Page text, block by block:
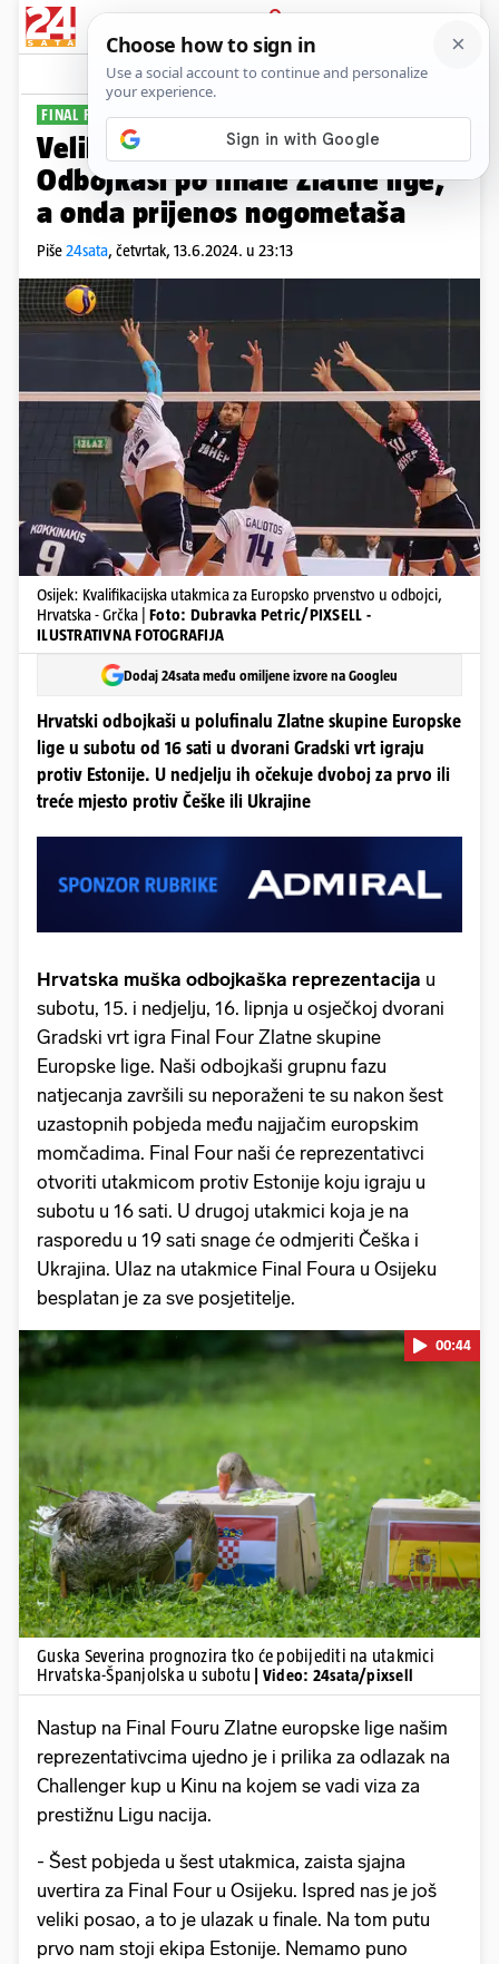
PRIJAVA
Sport Komentari
FINAL FOUR U GRADSKOM VRTU
Veliki sportski dan u Osijeku:
Odbojkaši po finale Zlatne lige,
a onda prijenos nogometaša
Piše24sata, četvrtak, 13.6.2024. u 23:13
Osijek: Kvalifikacijska utakmica za Europsko prvenstvo u odbojci,
Hrvatska - Grčka | Foto: Dubravka Petric/PIXSELL -
ILUSTRATIVNA FOTOGRAFIJA
Dodaj 24sata među omiljene izvore na Googleu
Hrvatski odbojkaši u polufinalu Zlatne skupine Europske
lige u subotu od 16 sati u dvorani Gradski vrt igraju
protiv Estonije. U nedjelju ih očekuje dvoboj za prvo ili
treće mjesto protiv Češke ili Ukrajine
Hrvatska muška odbojkaška reprezentacija u
subotu, 15. i nedjelju, 16. lipnja u osječkoj dvorani
Gradski vrt igra Final Four Zlatne skupine
Europske lige. Naši odbojkaši grupnu fazu
natjecanja završili su neporaženi te su nakon šest
uzastopnih pobjeda među najjačim europskim
momčadima. Final Four naši će reprezentativci
otvoriti utakmicom protiv Estonije koju igraju u
subotu u 16 sati. U drugoj utakmici koja je na
rasporedu u 19 sati snage će odmjeriti Češka i
Ukrajina. Ulaz na utakmice Final Foura u Osijeku
besplatan je za sve posjetitelje.
Pokretanje videa...
00:44
Guska Severina prognozira tko će pobijediti na utakmici
Hrvatska-Španjolska u subotu
| Video: 24sata/pixsell
Nastup na Final Fouru Zlatne europske lige našim
reprezentativcima ujedno je i prilika za odlazak na
Challenger kup u Kinu na kojem se vadi viza za
prestižnu Ligu nacija.
- Šest pobjeda u šest utakmica, zaista sjajna
uvertira za Final Four u Osijeku. Ispred nas je još
veliki posao, a to je ulazak u finale. Na tom putu
prvo nam stoji ekipa Estonije. Nemamo puno